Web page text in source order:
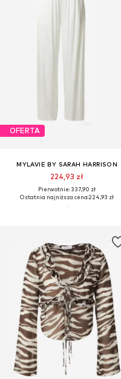
OFERTA
MYLAVIE BY SARAH HARRISON
224,93 zł
Pierwotnie: 337,90 zł
Ostatnia najniższa cena:224,93 zł